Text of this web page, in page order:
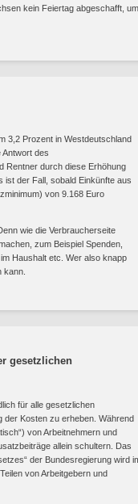
kein Feiertag abgeschafft, um
3,2 Prozent in Westdeutschland
des
Rentner durch diese Erhöhung
ist der Fall, sobald Einkünfte aus
von 9.168 Euro
wie die Verbraucherseite
zum Beispiel Spenden,
Haushalt etc. Wer also knapp
kann.
gesetzlichen
für alle gesetzlichen
Kosten zu erheben. Während
von Arbeitnehmern und
allein schultern. Das
der Bundesregierung wird
von Arbeitgebern und